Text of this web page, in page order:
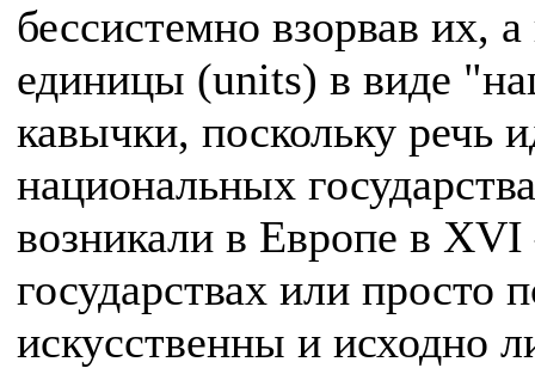
бессистемно взорвав их,
единицы (units) в виде
кавычки, поскольку речь
национальных
возникали в Европе в
государствах или просто
искусственны и исходно